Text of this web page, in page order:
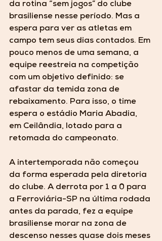
da rotina “sem jogos” do clube
brasiliense nesse período. Mas a
espera para ver as atletas em
campo tem seus dias contados. Em
pouco menos de uma semana, a
equipe reestreia na competição
com um objetivo definido: se
afastar da temida zona de
rebaixamento. Para isso, o time
espera o estádio Maria Abadia,
em Ceilândia, lotado para a
retomada do campeonato.
A intertemporada não começou
da forma esperada pela diretoria
do clube. A derrota por 1 a 0 para
a Ferroviária-SP na última rodada
antes da parada, fez a equipe
brasiliense morar na zona de
descenso nesses quase dois meses